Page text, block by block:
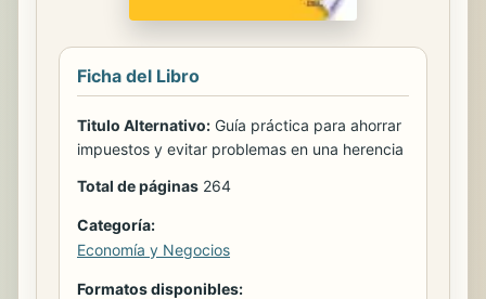
Ficha del Libro
Titulo Alternativo: Guía práctica para ahorrar
impuestos y evitar problemas en una herencia
Total de páginas 264
Categoría:
Economía y Negocios
Formatos disponibles: